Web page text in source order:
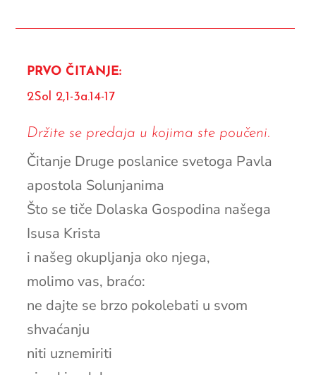
PRVO ČITANJE:
2Sol 2,1-3a.14-17
Držite se predaja u kojima ste poučeni.
Čitanje Druge poslanice svetoga Pavla
apostola Solunjanima
Što se tiče Dolaska Gospodina našega
Isusa Krista
i našeg okupljanja oko njega,
molimo vas, braćo:
ne dajte se brzo pokolebati u svom
shvaćanju
niti uznemiriti